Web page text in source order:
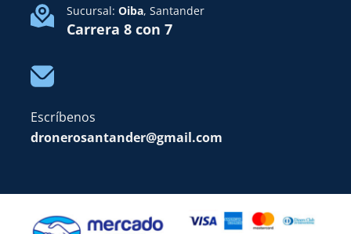
Sucursal: Oiba, Santander
Carrera 8 con 7
Escríbenos
dronerosantander@gmail.com